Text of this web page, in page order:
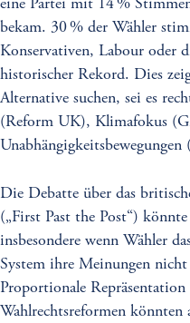
eine Partei mit 14 %
bekam. 30 % der Wähler
Konservativen, Labour oder
historischer Rekord. Dies
Alternative suchen, sei es
(Reform UK), Klimafokus
Die Debatte über das
(„First Past the Post“)
insbesondere wenn Wähler
System ihre Meinungen
Proportionale Repräsentation
Wahlrechtsreformen könnten